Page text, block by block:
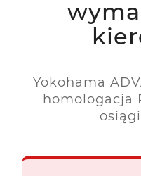
Yokohama
homologacja